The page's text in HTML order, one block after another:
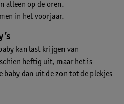
alleen op de oren.
in het voorjaar.
kan last krijgen van
heftig uit, maar het is
dan uit de zon tot de plekjes